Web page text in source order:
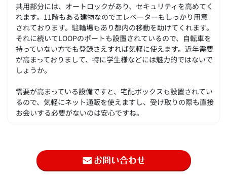
共用部分には、オートロックがあり、セキュリティを高めてく
れます。11階もある建物なのでエレベーターもしっかり用意
されております。駐輪場もあり都内の移動を助けてくれます。
それに続いてLOOPのポートも設置されているので、自転車を
持っていない方でも登録さえすれば気軽に使えます。近年需要
が高まっておりまして、特に学生様などには魅力的ではないで
しょうか。
需要が高まっている設備ですと、宅配ボックスも設置されてい
るので、気軽にネット通販を使えますし、受け取りの際も直接
お会いする必要がないのは安心ですね。